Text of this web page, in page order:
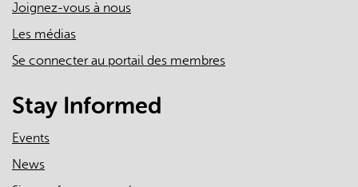
Joignez-vous à nous
Les médias
Se connecter au portail des membres
Stay Informed
Events
News